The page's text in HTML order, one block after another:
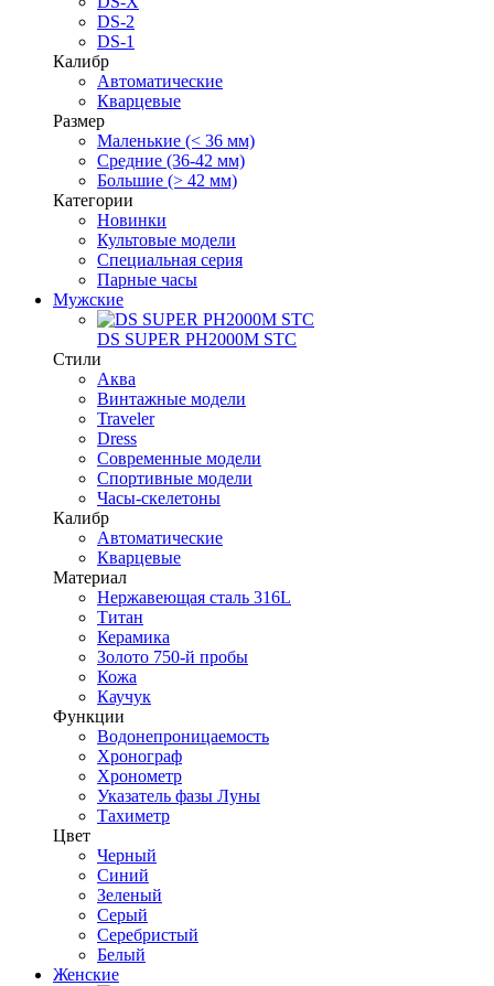
DS-2
DS-1
Калибр
Автоматические
Кварцевые
Размер
Маленькие (< 36 мм)
Средние (36-42 мм)
Большие (> 42 мм)
Категории
Новинки
Культовые модели
Специальная серия
Парные часы
Мужские
DS SUPER PH2000M STC
Стили
Аква
Винтажные модели
Traveler
Dress
Современные модели
Спортивные модели
Часы-скелетоны
Калибр
Автоматические
Кварцевые
Материал
Нержавеющая сталь 316L
Титан
Керамика
Золото 750-й пробы
Кожа
Каучук
Функции
Водонепроницаемость
Хронограф
Хронометр
Указатель фазы Луны
Тахиметр
Цвет
Черный
Синий
Зеленый
Серый
Серебристый
Белый
Женские